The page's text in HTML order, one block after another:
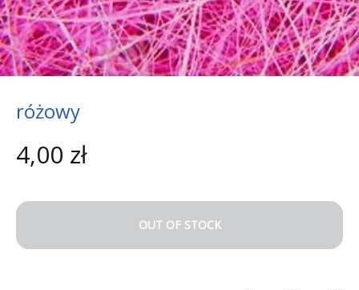
różowy
4,00 zł
OUT OF STOCK